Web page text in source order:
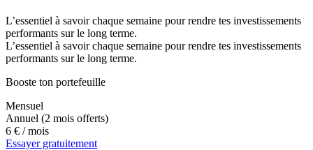
L’essentiel à savoir chaque semaine pour rendre tes investissements
performants sur le long terme.
L’essentiel à savoir chaque semaine pour rendre tes investissements
performants sur le long terme.
Booste ton portefeuille
Mensuel
Annuel (2 mois offerts)
6 € / mois
Essayer gratuitement